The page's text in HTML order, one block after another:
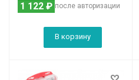
после авторизации
1 122 ₽
В корзину